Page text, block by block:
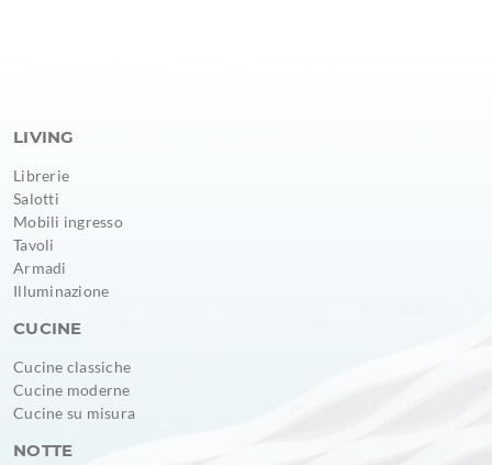
LIVING
Librerie
Salotti
Mobili ingresso
Tavoli
Armadi
Illuminazione
CUCINE
Cucine classiche
Cucine moderne
Cucine su misura
NOTTE